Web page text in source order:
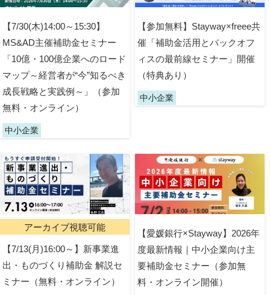
【7/30(木)14:00～15:30】
MS&AD主催補助金セミナー
「10億・100億企業へのロード
マップ～経営者が“今”知るべき
成長戦略と実践例～」（参加
無料・オンライン）
中小企業
【参加無料】Stayway×freee共
催「補助金活用とバックオフ
ィスの最前線セミナー」開催
（特典あり）
中小企業
アーカイブ視聴可能
【7/13(月)16:00～】新事業進
出・ものづくり補助金 解説セ
ミナー（無料・オンライン）
【愛媛銀行×Stayway】2026年
度最新情報｜中小企業向け主
要補助金セミナー（参加無
料・オンライン開催）